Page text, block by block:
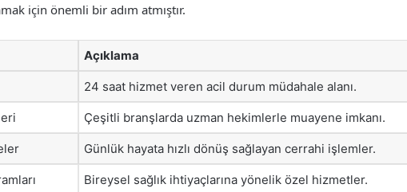
için önemli bir adım atmıştır.
Açıklama
24 saat hizmet veren acil durum müdahale alanı.
Çeşitli branşlarda uzman hekimlerle muayene imkanı.
Günlük hayata hızlı dönüş sağlayan cerrahi işlemler.
Bireysel sağlık ihtiyaçlarına yönelik özel hizmetler.